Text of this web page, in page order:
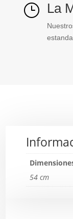
} La
54 cm